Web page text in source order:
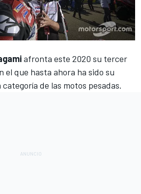
afronta este 2020 su tercer
el que hasta ahora ha sido su
de las motos pesadas.